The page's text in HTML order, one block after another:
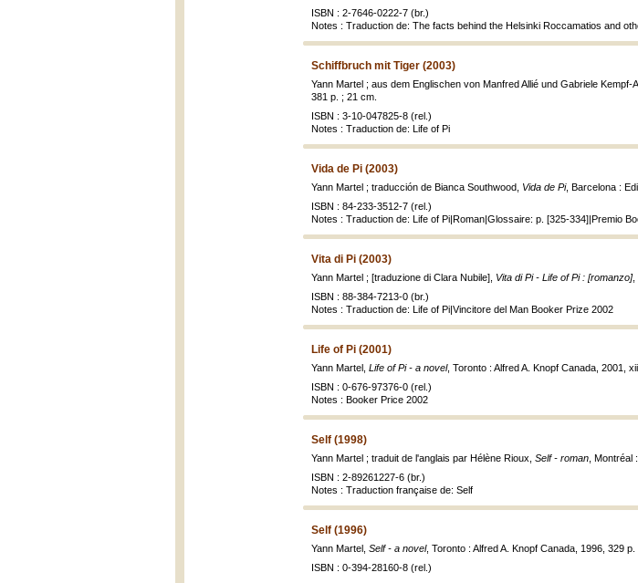
ISBN : 2-7646-0222-7 (br.)
Notes : Traduction de: The facts behind the Helsinki Roccamatios and
Schiffbruch mit Tiger (2003)
Yann Martel ; aus dem Englischen von Manfred Allié und Gabriele Kempf-
381 p. ; 21 cm.
ISBN : 3-10-047825-8 (rel.)
Notes : Traduction de: Life of Pi
Vida de Pi (2003)
Yann Martel ; traducción de Bianca Southwood, Vida de Pi, Barcelona :
ISBN : 84-233-3512-7 (rel.)
Notes : Traduction de: Life of Pi|Roman|Glossaire: p. [325-334]|Premio
Vita di Pi (2003)
Yann Martel ; [traduzione di Clara Nubile], Vita di Pi - Life of Pi : [romanzo],
ISBN : 88-384-7213-0 (br.)
Notes : Traduction de: Life of Pi|Vincitore del Man Booker Prize 2002
Life of Pi (2001)
Yann Martel, Life of Pi - a novel, Toronto : Alfred A. Knopf Canada, 2001,
ISBN : 0-676-97376-0 (rel.)
Notes : Booker Price 2002
Self (1998)
Yann Martel ; traduit de l'anglais par Hélène Rioux, Self - roman ,
ISBN : 2-89261227-6 (br.)
Notes : Traduction française de: Self
Self (1996)
Yann Martel, Self - a novel, Toronto : Alfred A. Knopf Canada, 1996, 329 p.
ISBN : 0-394-28160-8 (rel.)